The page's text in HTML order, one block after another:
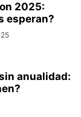
2025:
esperan?
anualidad: